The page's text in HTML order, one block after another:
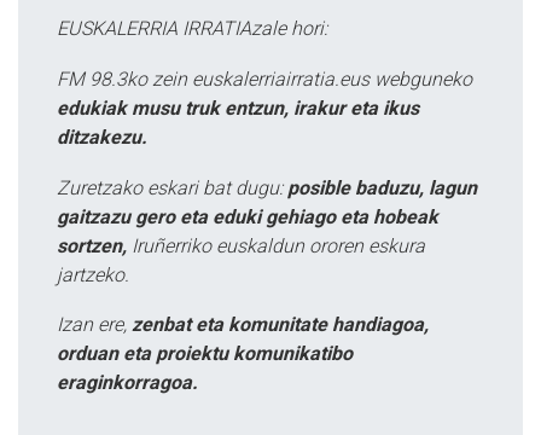
EUSKALERRIA IRRATIAzale hori:
FM 98.3ko zein euskalerriairratia.eus webguneko
edukiak musu truk entzun, irakur eta ikus
ditzakezu.
Zuretzako eskari bat dugu: posible baduzu, lagun
gaitzazu gero eta eduki gehiago eta hobeak
sortzen, Iruñerriko euskaldun ororen eskura
jartzeko.
Izan ere, zenbat eta komunitate handiagoa,
orduan eta proiektu komunikatibo
eraginkorragoa.